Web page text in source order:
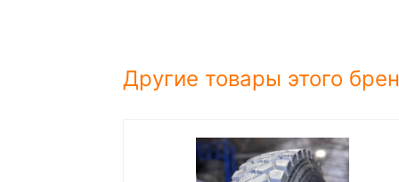
Другие товары этого